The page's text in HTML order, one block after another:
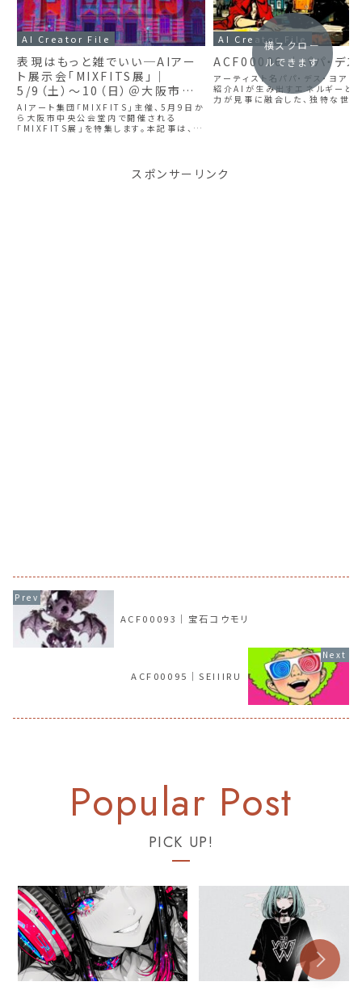
AI Creator File
表現はもっと雑でいい─AIアー
ト展示会「MIXFITS展」｜
5/9（土）〜10（日）＠大阪市中
央公会堂内
AIアート集団「MIXFITS」主催、5月9日か
ら大阪市中央公会堂内で開催される
「MIXFITS展」を特集します。本記事は、イ
立ち上げるのか」という問いを掘り下げ、そ
こにある思考の筋道や拭いきれない違和
AI Creator File
ACF00006 ｜パパ・デス
アーティスト名パパ・デス・ヨアー
紹介AIが生み出すエネルギーと
力が見事に融合した、独特な世
横スクロー
ルできます
スポンサーリンク
ACF00093｜宝石コウモリ
ACF00095｜SEIIIRU
PICK UP!